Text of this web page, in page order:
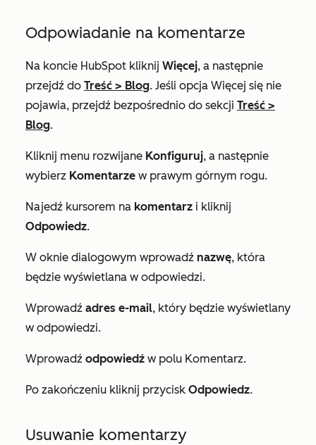
Odpowiadanie na komentarze
Na koncie HubSpot kliknij Więcej, a następnie
przejdź do Treść > Blog. Jeśli opcja Więcej się nie
pojawia, przejdź bezpośrednio do sekcji Treść >
Blog.
Kliknij menu rozwijane Konfiguruj, a następnie
wybierz Komentarze w prawym górnym rogu.
Najedź kursorem na komentarz i kliknij
Odpowiedz.
W oknie dialogowym wprowadź nazwę, która
będzie wyświetlana w odpowiedzi.
Wprowadź adres e-mail, który będzie wyświetlany
w odpowiedzi.
Wprowadź odpowiedź w polu Komentarz.
Po zakończeniu kliknij przycisk Odpowiedz.
Usuwanie komentarzy